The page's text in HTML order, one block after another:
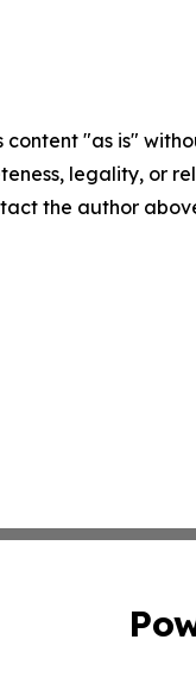
content "as is"
legality, or
the author